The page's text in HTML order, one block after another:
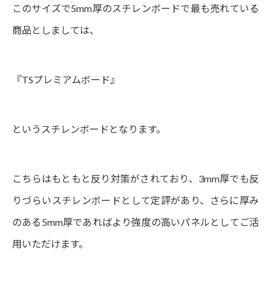
このサイズで5mm厚のスチレンボードで最も売れている
商品としましては、
『TSプレミアムボード』
というスチレンボードとなります。
こちらはもともと反り対策がされており、3mm厚でも反
りづらいスチレンボードとして定評があり、さらに厚み
のある5mm厚であればより強度の高いパネルとしてご活
用いただけます。